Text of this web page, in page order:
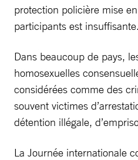
protection policière mise
participants est insuffisante.
Dans beaucoup de pays,
homosexuelles
considérées comme des
souvent victimes
détention illégale,
La Journée internationale